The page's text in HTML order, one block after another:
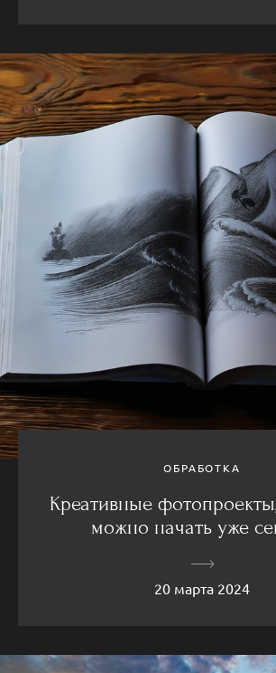
ОБРАБОТКА
Креативные
можно начать уже
20 марта 2024